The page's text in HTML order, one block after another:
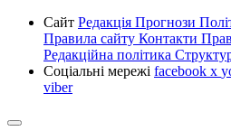
Сайт Редакція Прогнози
Правила сайту Контакти
Редакційна політика
Соціальні мережі facebook x
viber